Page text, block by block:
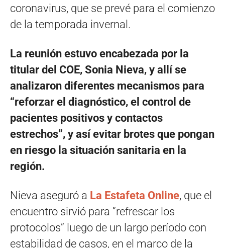
coronavirus, que se prevé para el comienzo
de la temporada invernal.
La reunión estuvo encabezada por la
titular del COE, Sonia Nieva, y allí se
analizaron diferentes mecanismos para
“reforzar el diagnóstico, el control de
pacientes positivos y contactos
estrechos”, y así evitar brotes que pongan
en riesgo la situación sanitaria en la
región.
Nieva aseguró a La Estafeta Online, que el
encuentro sirvió para “refrescar los
protocolos” luego de un largo período con
estabilidad de casos, en el marco de la